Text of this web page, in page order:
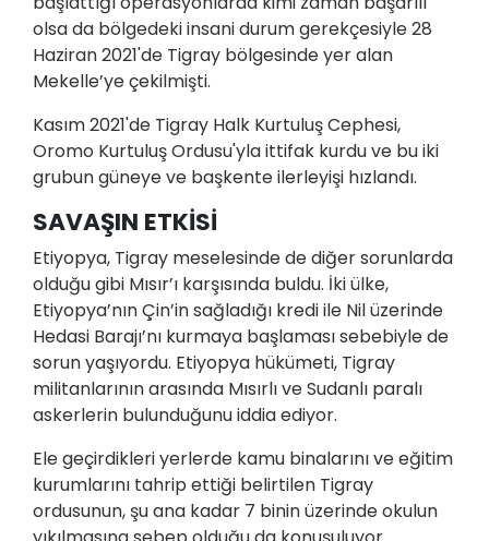
olsa da bölgedeki insani durum gerekçesiyle 28
Haziran 2021'de Tigray bölgesinde yer alan
Mekelle’ye çekilmişti.
Kasım 2021'de Tigray Halk Kurtuluş Cephesi,
Oromo Kurtuluş Ordusu'yla ittifak kurdu ve bu iki
grubun güneye ve başkente ilerleyişi hızlandı.
SAVAŞIN ETKİSİ
Etiyopya, Tigray meselesinde de diğer sorunlarda
olduğu gibi Mısır’ı karşısında buldu. İki ülke,
Etiyopya’nın Çin’in sağladığı kredi ile Nil üzerinde
Hedasi Barajı’nı kurmaya başlaması sebebiyle de
sorun yaşıyordu. Etiyopya hükümeti, Tigray
militanlarının arasında Mısırlı ve Sudanlı paralı
askerlerin bulunduğunu iddia ediyor.
Ele geçirdikleri yerlerde kamu binalarını ve eğitim
kurumlarını tahrip ettiği belirtilen Tigray
ordusunun, şu ana kadar 7 binin üzerinde okulun